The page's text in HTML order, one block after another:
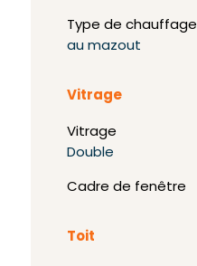
Type de chauffage
au mazout
Vitrage
Vitrage
Double
Cadre de fenêtre
Toit